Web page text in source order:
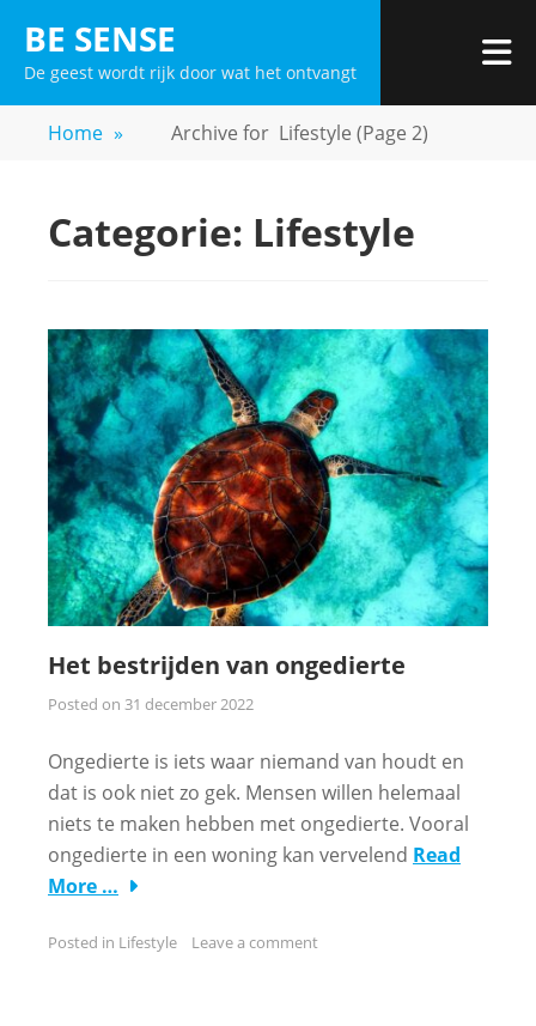
content
BE SENSE
De geest wordt rijk door wat het ontvangt
Home » Archive for Lifestyle (Page 2)
Categorie: Lifestyle
Het bestrijden van ongedierte
Posted on 31 december 2022
Ongedierte is iets waar niemand van houdt en
dat is ook niet zo gek. Mensen willen helemaal
niets te maken hebben met ongedierte. Vooral
ongedierte in een woning kan vervelend Read
More …
Posted in Lifestyle Leave a comment